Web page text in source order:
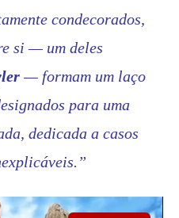
condecorados,
si — um deles
— formam um laço
para uma
dedicada a casos